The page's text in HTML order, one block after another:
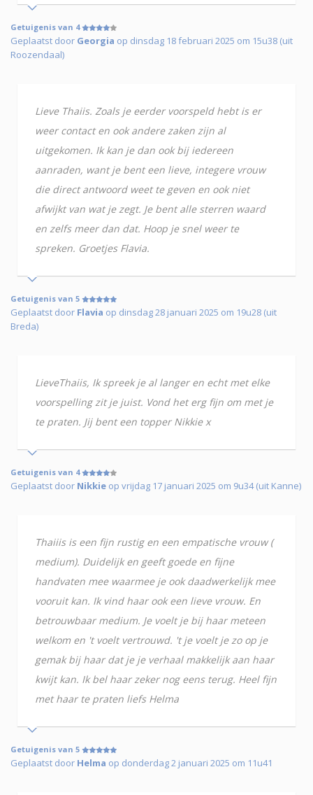
Getuigenis van 4
Geplaatst door Georgia op dinsdag 18 februari 2025 om 15u38 (uit
Roozendaal)
Lieve Thaiis. Zoals je eerder voorspeld hebt is er
weer contact en ook andere zaken zijn al
uitgekomen. Ik kan je dan ook bij iedereen
aanraden, want je bent een lieve, integere vrouw
die direct antwoord weet te geven en ook niet
afwijkt van wat je zegt. Je bent alle sterren waard
en zelfs meer dan dat. Hoop je snel weer te
spreken. Groetjes Flavia.
Getuigenis van 5
Geplaatst door Flavia op dinsdag 28 januari 2025 om 19u28 (uit
Breda)
LieveThaiis, Ik spreek je al langer en echt met elke
voorspelling zit je juist. Vond het erg fijn om met je
te praten. Jij bent een topper Nikkie x
Getuigenis van 4
Geplaatst door Nikkie op vrijdag 17 januari 2025 om 9u34 (uit Kanne)
Thaiiis is een fijn rustig en een empatische vrouw (
medium). Duidelijk en geeft goede en fijne
handvaten mee waarmee je ook daadwerkelijk mee
vooruit kan. Ik vind haar ook een lieve vrouw. En
betrouwbaar medium. Je voelt je bij haar meteen
welkom en 't voelt vertrouwd. 't je voelt je zo op je
gemak bij haar dat je je verhaal makkelijk aan haar
kwijt kan. Ik bel haar zeker nog eens terug. Heel fijn
met haar te praten liefs Helma
Getuigenis van 5
Geplaatst door Helma op donderdag 2 januari 2025 om 11u41